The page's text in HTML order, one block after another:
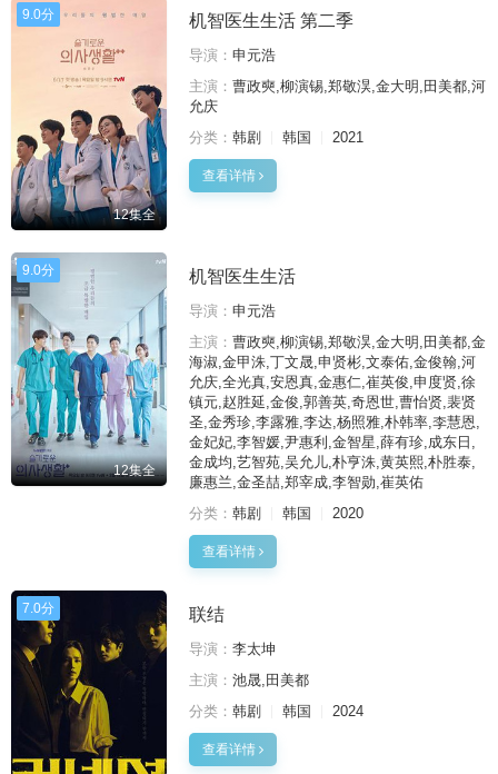
9.0分
12集全
机智医生生活 第二季
导演： 申元浩
主演： 曹政奭,柳演锡,郑敬淏,金大明,田美都,河
允庆
分类： 韩剧 韩国 2021
查看详情
9.0分
12集全
机智医生生活
导演： 申元浩
主演： 曹政奭,柳演锡,郑敬淏,金大明,田美都,金
海淑,金甲洙,丁文晟,申贤彬,文泰佑,金俊翰,河
允庆,全光真,安恩真,金惠仁,崔英俊,申度贤,徐
镇元,赵胜延,金俊,郭善英,奇恩世,曹怡贤,裴贤
圣,金秀珍,李露雅,李达,杨照雅,朴韩率,李慧恩,
金妃妃,李智媛,尹惠利,金智星,薛有珍,成东日,
金成均,艺智苑,吴允儿,朴亨洙,黄英熙,朴胜泰,
廉惠兰,金圣喆,郑宰成,李智勋,崔英佑
分类： 韩剧 韩国 2020
查看详情
7.0分 联结
导演： 李太坤
主演： 池晟,田美都
分类： 韩剧 韩国 2024
查看详情